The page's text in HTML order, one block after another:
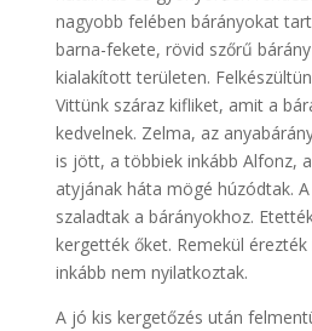
nagyobb felében bárányokat
barna-fekete, rövid szőrű
kialakított területen.
Vittünk száraz kifliket, amit a
kedvelnek. Zelma, az
is jött, a többiek inkább Alfonz,
atyjának háta mögé húzódtak.
szaladtak a bárányokhoz.
kergették őket. Remekül
inkább nem nyilatkoztak.
A jó kis kergetőzés után